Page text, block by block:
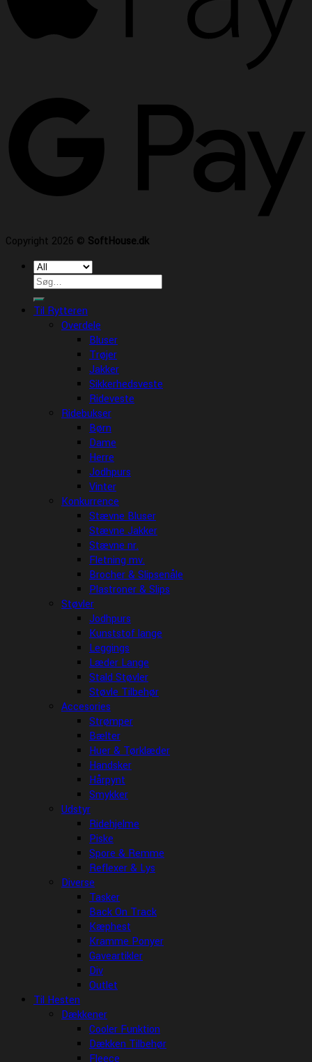
Copyright 2026 © SoftHouse.dk
Søg
efter:
Til Rytteren
Overdele
Bluser
Trøjer
Jakker
Sikkerhedsveste
Rideveste
Ridebukser
Børn
Dame
Herre
Jodhpurs
Vinter
Konkurrence
Stævne Bluser
Stævne Jakker
Stævne nr.
Fletning mv.
Brocher & Slipsenåle
Plastroner & Slips
Støvler
Jodhpurs
Kunststof lange
Leggings
Læder Lange
Stald Støvler
Støvle Tilbehør
Accesories
Strømper
Bælter
Huer & Tørklæder
Handsker
Hårpynt
Smykker
Udstyr
Ridehjelme
Piske
Spore & Remme
Reflexer & Lys
Diverse
Tasker
Back On Track
Kæphest
Kramme Ponyer
Gaveartikler
Div
Outlet
Til Hesten
Dækkener
Cooler Funktion
Dækken Tilbehør